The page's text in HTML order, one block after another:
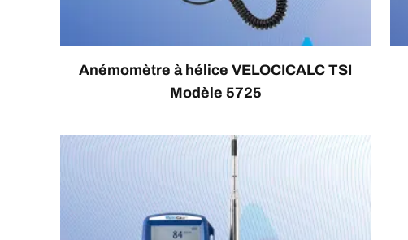
Anémomètre à hélice VELOCICALC TSI
Modèle 5725